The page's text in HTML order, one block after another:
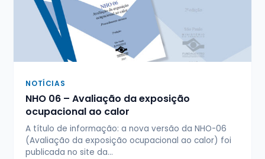
NOTÍCIAS
NHO 06 – Avaliação da exposição
ocupacional ao calor
A título de informação: a nova versão da NHO-06
(Avaliação da exposição ocupacional ao calor) foi
publicada no site da…